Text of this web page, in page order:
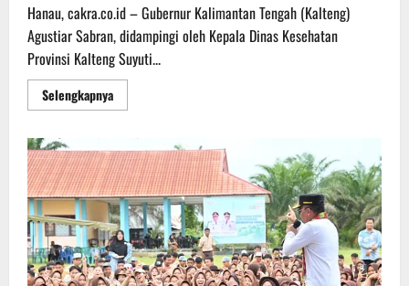
Hanau, cakra.co.id – Gubernur Kalimantan Tengah (Kalteng)
Agustiar Sabran, didampingi oleh Kepala Dinas Kesehatan
Provinsi Kalteng Suyuti...
SelengkapnyaRead
more
Kalteng
Tinjau
RS
Hanau
Guna
Memastikan
Layanan
Kesehatan
Berjalan
Baik